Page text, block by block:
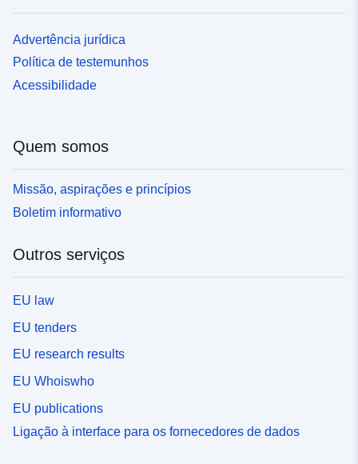
Advertência jurídica
Política de testemunhos
Acessibilidade
Quem somos
Missão, aspirações e princípios
Boletim informativo
Outros serviços
EU law
EU tenders
EU research results
EU Whoiswho
EU publications
Ligação à interface para os fornecedores de dados